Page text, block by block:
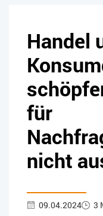
Handel
für
nicht
09.04.2024 3